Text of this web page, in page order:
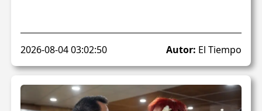
2026-08-04 03:02:50 Autor: El Tiempo